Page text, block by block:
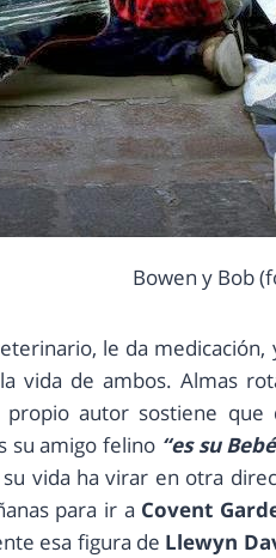
Bowen y Bob
le da medicación,
vida de ambos. Almas
propio autor sostiene que
su amigo felino “es su Bebé
vida ha virar en otra
para ir a Covent
esa figura de Llewyn